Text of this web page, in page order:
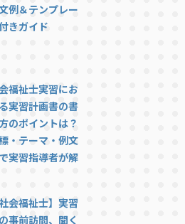
例＆テンプレー
きガイド
福祉士実習にお
実習計画書の書
のポイントは？
・テーマ・例文
実習指導者が解
社会福祉士】実習
事前訪問、聞く